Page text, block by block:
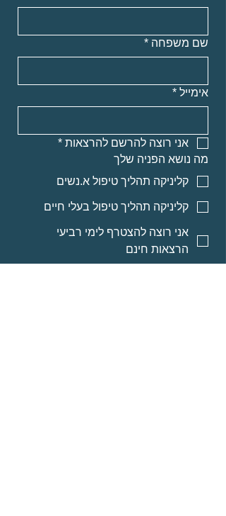
שם משפחה *
אימייל *
אני רוצה להרשם להרצאות *
מה נושא הפניה שלך
קליניקה תהליך טיפול א.נשים
קליניקה תהליך טיפול בעלי חיים
אני רוצה להצטרף לימי רביעי
הרצאות חינם